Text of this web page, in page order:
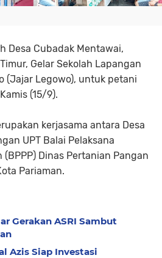
Desa Cubadak Mentawai,
Gelar Sekolah Lapangan
(Jajar Legowo), untuk petani
(15/9).
kerjasama antara Desa
UPT Balai Pelaksana
Dinas Pertanian Pangan
Pariaman.
Gerakan ASRI Sambut
Azis Siap Investasi